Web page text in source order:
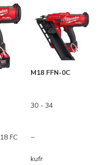
M18 FFN-0C
30 - 34
FC
−
kufr